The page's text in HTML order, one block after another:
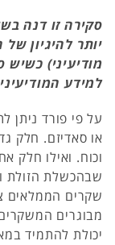
סקירה זו דנה
יותר להיגיון
מודיעיני) כשיש
למידע
על פי פורד ניתן
או סאדיזם. חלק
וכוח. ואילו חלק
שבהכשלת הזולת
שקרים הממלאים
מבוגרים
יכולת להתמיד